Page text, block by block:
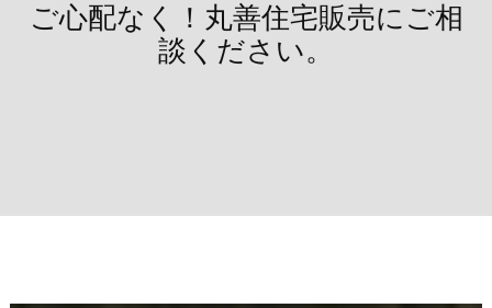
ご心配なく！丸善住宅販売にご相
談ください。